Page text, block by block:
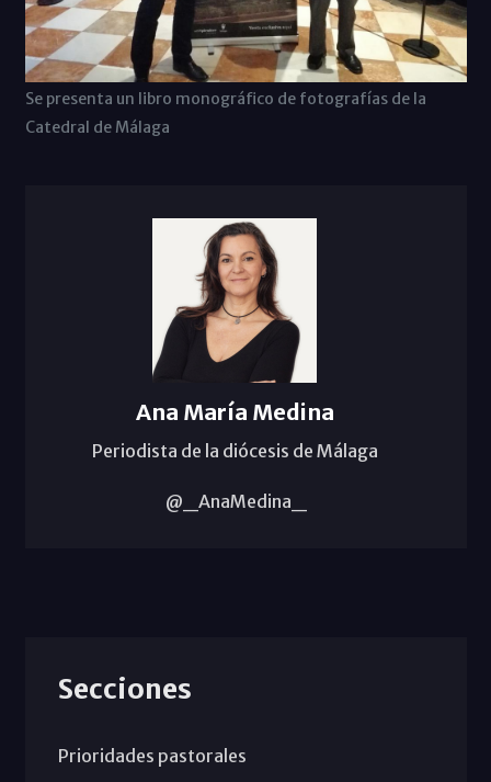
Se presenta un libro monográfico de fotografías de la
Catedral de Málaga
Ana María Medina
Periodista de la diócesis de Málaga
@_AnaMedina_
Secciones
Prioridades pastorales